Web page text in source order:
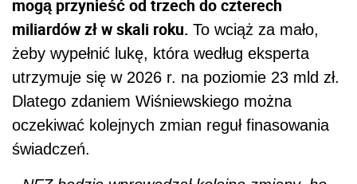
mogą przynieść od trzech do czterech
miliardów zł w skali roku. To wciąż za mało,
żeby wypełnić lukę, która według eksperta
utrzymuje się w 2026 r. na poziomie 23 mld zł.
Dlatego zdaniem Wiśniewskiego można
oczekiwać kolejnych zmian reguł finasowania
świadczeń.